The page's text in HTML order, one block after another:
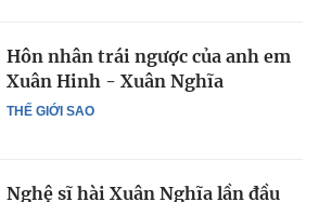
THẾ GIỚI SAO
Hôn nhân trái ngược của anh em
Xuân Hinh - Xuân Nghĩa
Nghệ sĩ hài Xuân Nghĩa lần đầu